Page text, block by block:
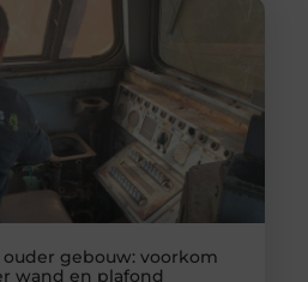
gebouw: voorkom
wand en plafond